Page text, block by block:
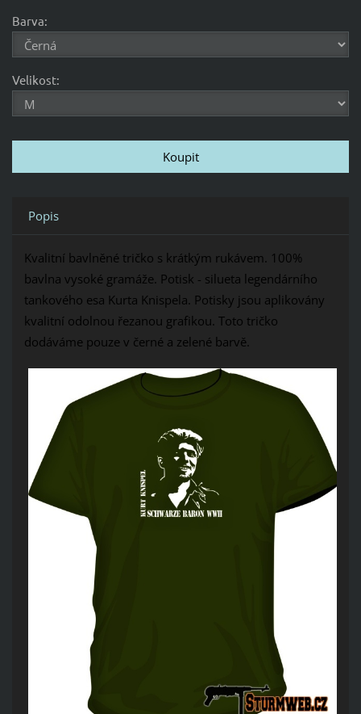
Barva:
Velikost:
Popis
Kvalitní bavlněné tričko s krátkým rukávem. 100%
bavlna vysoké gramáže. Potisk - silueta legendárního
tankového esa Kurta Knispela. Potisky jsou aplikovány
kvalitní odolnou řezanou grafikou. Toto tričko
dodáváme pouze v černé a zelené barvě.